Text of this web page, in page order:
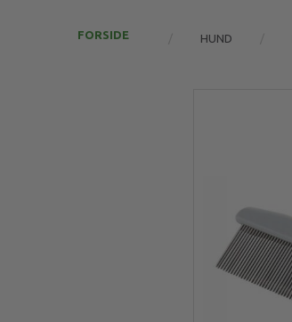
FORSIDE HUND